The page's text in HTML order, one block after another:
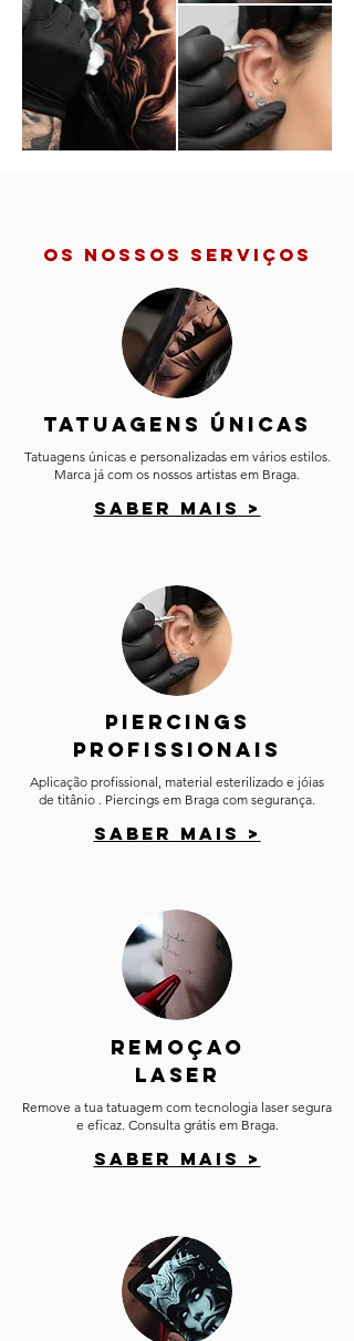
os nossos serviços​
tatuagens únicas​
Tatuagens únicas e personalizadas em vários estilos.
Marca já com os nossos artistas em Braga.​
SABER MAIS >
Piercings
Profissionais​
Aplicação profissional, material esterilizado e jóias
de titânio . Piercings em Braga com segurança.​
SABER MAIS >
REMOÇAO
LASER​
Remove a tua tatuagem com tecnologia laser segura
e eficaz. Consulta grátis em Braga.​
SABER MAIS >